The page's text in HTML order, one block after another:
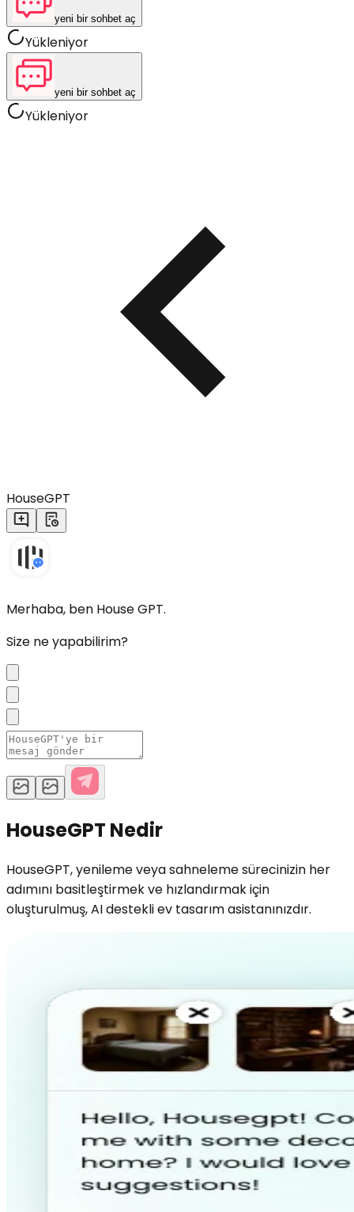
yeni bir sohbet aç
Yükleniyor
yeni bir sohbet aç
Yükleniyor
HouseGPT
Merhaba, ben House GPT.
Size ne yapabilirim?
HouseGPT Nedir
HouseGPT, yenileme veya sahneleme sürecinizin her
adımını basitleştirmek ve hızlandırmak için
oluşturulmuş, AI destekli ev tasarım asistanınızdır.